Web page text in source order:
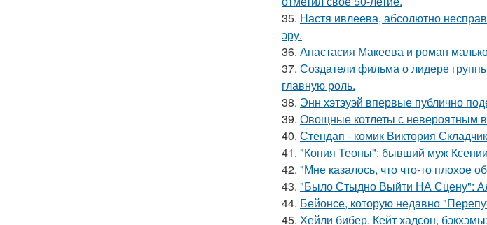
35. Настя ивлеева, абсолютно
эру.
36. Анастасия Макеева и роман
37. Создатели фильма о лидере
главную роль.
38. Энн хэтэуэй впервые публично
39. Овощные котлеты с невероятным
40. Стендап - комик Виктория
41. "Копия Теоны": бывший муж
42. "Мне казалось, что что-то плохое
43. "Было Стыдно Выйти НА Сцену":
44. Бейонсе, которую недавно
45. Хейли бибер, Кейт хадсон,